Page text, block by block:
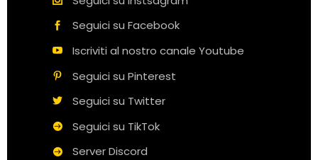
Seguici su Facebook
Iscriviti al nostro canale Youtube
Seguici su Pinterest
Seguici su Twitter
Seguici su TikTok
Server Discord